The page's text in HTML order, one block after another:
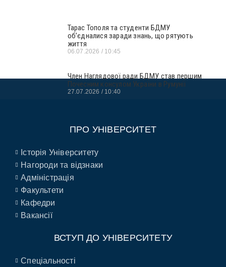
Тарас Тополя та студенти БДМУ
об’єдналися заради знань, що рятують
життя
06.07.2026 10:45
Член Наглядової ради БДМУ став першим
Почесним консулом України в Румунії
27.07.2026 10:40
ПРО УНІВЕРСИТЕТ
Історія Університету
Нагороди та відзнаки
Адміністрація
Факультети
Кафедри
Вакансії
ВСТУП ДО УНІВЕРСИТЕТУ
Спеціальності